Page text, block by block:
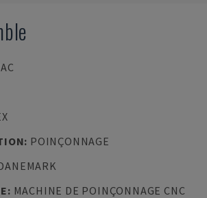
: POINÇONNAGE
: MACHINE DE POINÇONNAGE CNC